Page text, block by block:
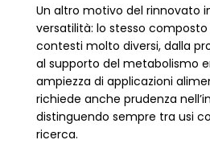
Un altro motivo del rinnovato
versatilità: lo stesso
contesti molto diversi, dalla
al supporto del metabolismo
ampiezza di applicazioni
richiede anche prudenza
distinguendo sempre tra usi
ricerca.